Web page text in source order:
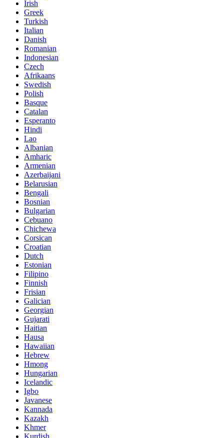
Irish
Greek
Turkish
Italian
Danish
Romanian
Indonesian
Czech
Afrikaans
Swedish
Polish
Basque
Catalan
Esperanto
Hindi
Lao
Albanian
Amharic
Armenian
Azerbaijani
Belarusian
Bengali
Bosnian
Bulgarian
Cebuano
Chichewa
Corsican
Croatian
Dutch
Estonian
Filipino
Finnish
Frisian
Galician
Georgian
Gujarati
Haitian
Hausa
Hawaiian
Hebrew
Hmong
Hungarian
Icelandic
Igbo
Javanese
Kannada
Kazakh
Khmer